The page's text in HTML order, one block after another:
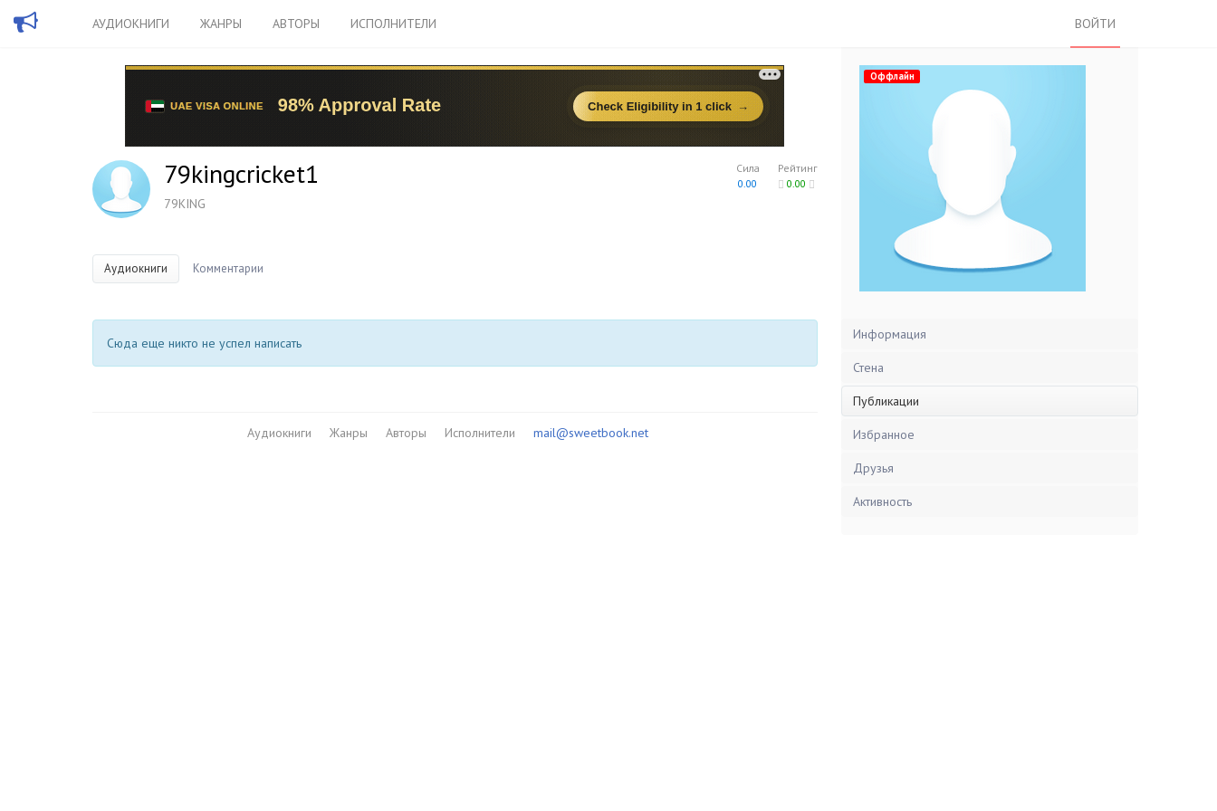
АУДИОКНИГИ ЖАНРЫ АВТОРЫ ИСПОЛНИТЕЛИ ВОЙТИ
Рейтинг
0.00
Сила
0.00
79kingcricket1
79KING
Аудиокниги Комментарии
Сюда еще никто не успел написать
Аудиокниги Жанры Авторы Исполнители mail@sweetbook.net
Оффлайн
Информация
Стена
Публикации
Избранное
Друзья
Активность